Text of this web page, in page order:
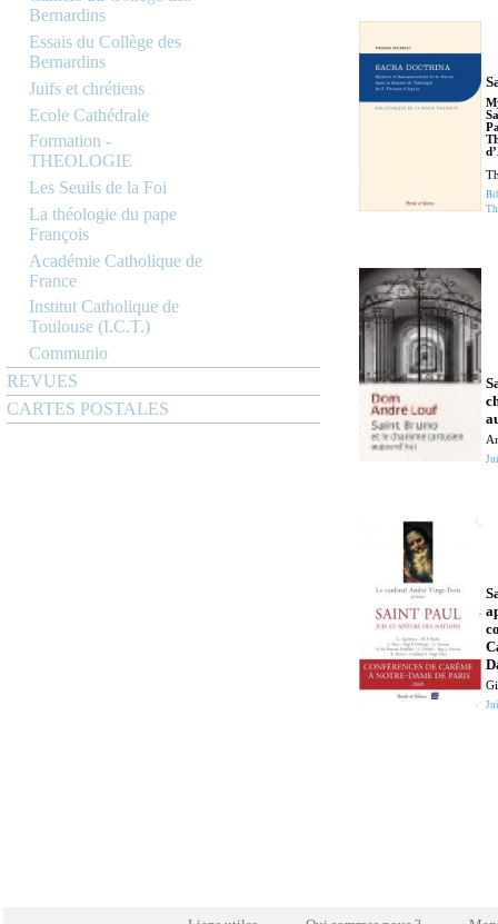
Bernardins
Essais du Collège des
Bernardins
Juifs et chrétiens
Ecole Cathédrale
Formation -
THEOLOGIE
Les Seuils de la Foi
La théologie du pape
François
Académie Catholique de
France
Institut Catholique de
Toulouse (I.C.T.)
Communio
REVUES
CARTES POSTALES